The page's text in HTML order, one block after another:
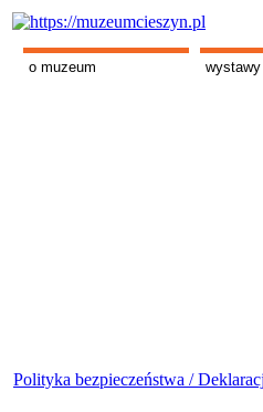
o muzeum wystawy
Polityka bezpieczeństwa /